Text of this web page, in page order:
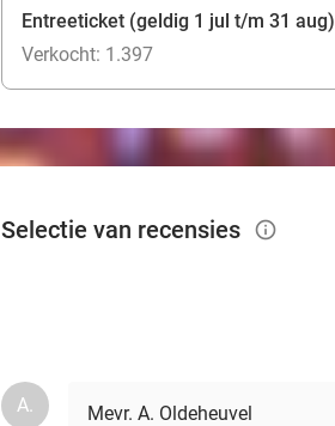
Entreeticket (geldig 1 jul t/m 31 aug)
Verkocht: 1.397
Selectie van recensies info_outlined
A.
Mevr. A. Oldeheuvel